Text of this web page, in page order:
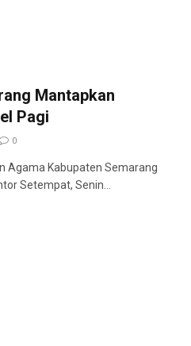
Mantapkan
Pagi
0
Agama Kabupaten Semarang
Setempat, Senin…